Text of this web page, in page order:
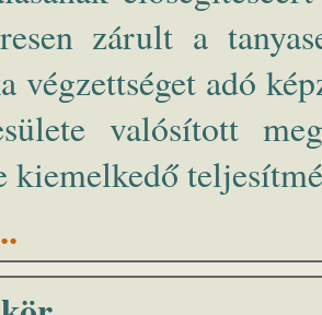
zárult a
végzettséget adó
valósított
kiemelkedő